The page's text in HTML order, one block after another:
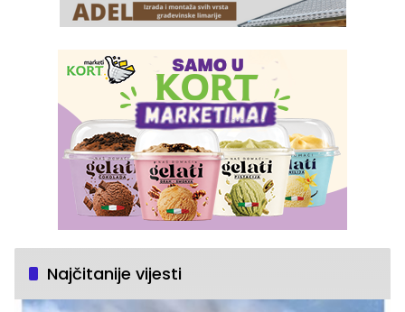
Najčitanije vijesti